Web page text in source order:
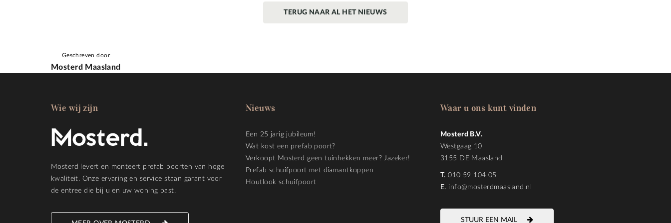
Geschreven door
Mosterd Maasland
TERUG NAAR AL HET NIEUWS
Wie wij zijn
Mosterd levert en monteert prefab poorten van hoge
kwaliteit. Onze ervaring en service staan garant voor
de entree die bij u en uw woning past.
Nieuws
Een 25 jarig jubileum!
Wat kost een prefab poort?
Verkoopt Mosterd geen tuinhekken meer? Jazeker!
Prefab schuifpoort met diamantkoppen
Houtlook schuifpoort
Waar u ons kunt vinden
Mosterd B.V.
Westgaag 10
3155 DE Maasland
T. 010 59 104 05
E. info@mosterdmaasland.nl
STUUR EEN MAIL